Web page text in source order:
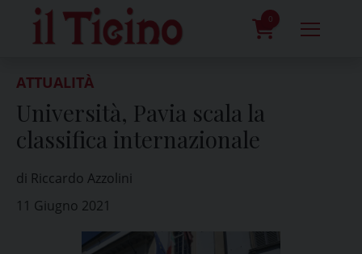
content
0
ATTUALITÀ
Università, Pavia scala la
classifica internazionale
di Riccardo Azzolini
11 Giugno 2021